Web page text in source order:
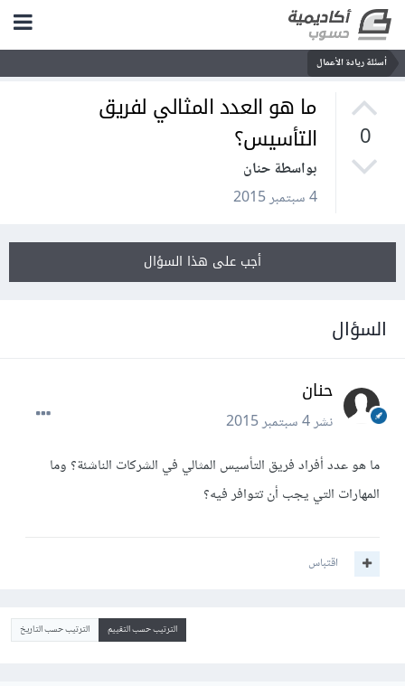
أسئلة ريادة الأعمال
0
ما هو العدد المثالي لفريق
التأسيس؟
بواسطة حنان
4 سبتمبر 2015
أجب على هذا السؤال
السؤال
حنان
نشر4 سبتمبر 2015
ما هو عدد أفراد فريق التأسيس المثالي في الشركات الناشئة؟ وما
المهارات التي يجب أن تتوافر فيه؟
اقتباس
الترتيب حسب التقييم الترتيب حسب التاريخ